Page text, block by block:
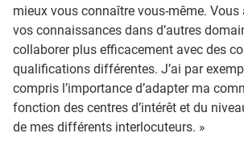
mieux vous connaître vous-même.
vos connaissances dans d’autres
collaborer plus efficacement avec des
qualifications différentes. J’ai par
compris l’importance d’adapter ma
fonction des centres d’intérêt et du
de mes différents interlocuteurs. »